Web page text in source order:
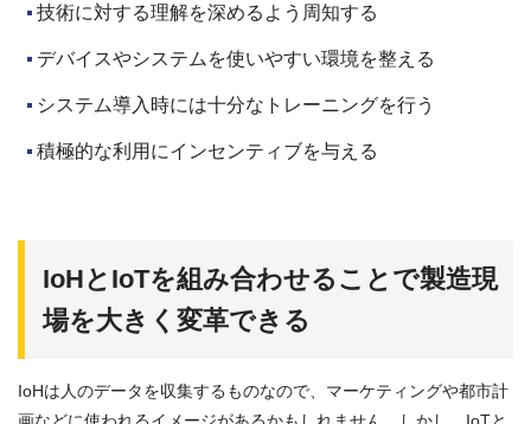
技術に対する理解を深めるよう周知する
デバイスやシステムを使いやすい環境を整える
システム導入時には十分なトレーニングを行う
積極的な利用にインセンティブを与える
IoHとIoTを組み合わせることで製造現
場を大きく変革できる
IoHは人のデータを収集するものなので、マーケティングや都市計